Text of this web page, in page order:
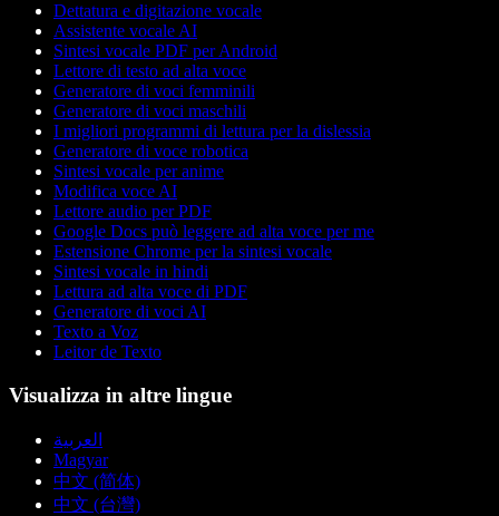
Dettatura e digitazione vocale
Assistente vocale AI
Sintesi vocale PDF per Android
Lettore di testo ad alta voce
Generatore di voci femminili
Generatore di voci maschili
I migliori programmi di lettura per la dislessia
Generatore di voce robotica
Sintesi vocale per anime
Modifica voce AI
Lettore audio per PDF
Google Docs può leggere ad alta voce per me
Estensione Chrome per la sintesi vocale
Sintesi vocale in hindi
Lettura ad alta voce di PDF
Generatore di voci AI
Texto a Voz
Leitor de Texto
Visualizza in altre lingue
العربية
Magyar
中文 (简体)
中文 (台灣)